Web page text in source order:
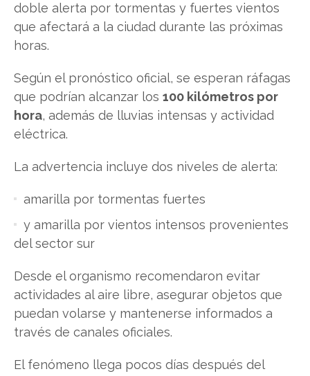
doble alerta por tormentas y fuertes vientos
que afectará a la ciudad durante las próximas
horas.
Según el pronóstico oficial, se esperan ráfagas
que podrían alcanzar los 100 kilómetros por
hora, además de lluvias intensas y actividad
eléctrica.
La advertencia incluye dos niveles de alerta:
amarilla por tormentas fuertes
y amarilla por vientos intensos provenientes
del sector sur
Desde el organismo recomendaron evitar
actividades al aire libre, asegurar objetos que
puedan volarse y mantenerse informados a
través de canales oficiales.
El fenómeno llega pocos días después del